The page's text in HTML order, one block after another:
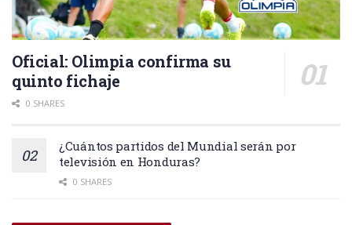
Oficial: Olimpia confirma su
quinto fichaje
0 SHARES
¿Cuántos partidos del Mundial serán por
televisión en Honduras?
0 SHARES